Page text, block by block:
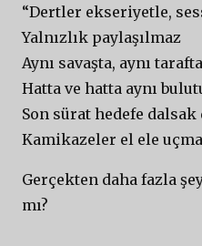
“Dertler ekseriyetle,
Yalnızlık paylaşılmaz
Aynı savaşta, aynı tarafta
Hatta ve hatta aynı
Son sürat hedefe dalsak
Kamikazeler el ele
Gerçekten daha fazla
mı?